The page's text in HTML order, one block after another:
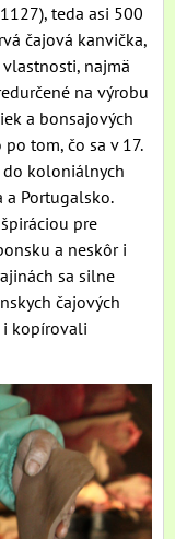
teda asi 500
čajová kanvička,
najmä
na výrobu
a bonsajových
tom, čo sa v 17.
do koloniálnych
Portugalsko.
pre
a neskôr i
sa silne
čajových
i kopírovali